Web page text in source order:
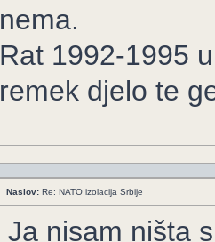
nema.
Rat 1992-1995
remek djelo te
Naslov: Re: NATO izolacija Srbije
Ja nisam ništa